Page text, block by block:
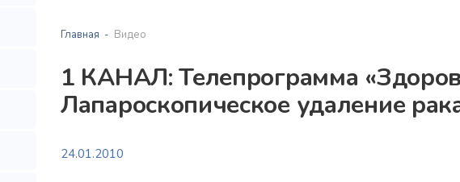
Главная Видео
1 КАНАЛ: Телепрограмма
Лапароскопическое удаление
24.01.2010